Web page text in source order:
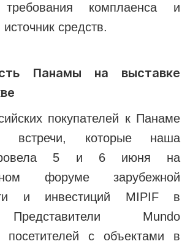
комплаенса и
средств.
Панамы на выставке
покупателей к Панаме
встречи, которые наша
5 и 6 июня на
форуме зарубежной
и инвестиций MIPIF в
Mundo
посетителей с объектами в